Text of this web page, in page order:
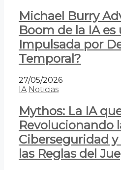
Michael Burry
Boom de la IA
Impulsada por
Temporal?
27/05/2026
IA Noticias
Mythos: La IA
Revolucionando
Ciberseguridad
las Reglas del